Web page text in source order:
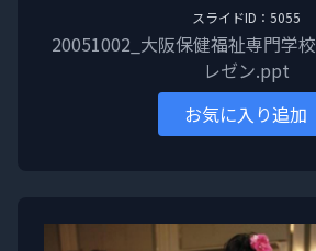
スライドID：5055
20051002_大阪保健福祉専門学
レゼン.ppt
お気に入り追加